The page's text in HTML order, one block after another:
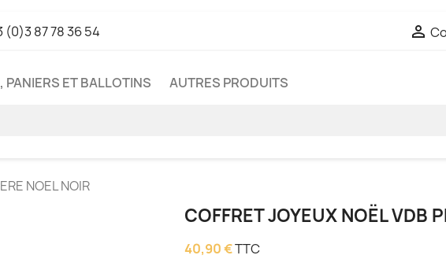
(0)3 87 78 36 54 
PANIERS ET BALLOTINS AUTRES PRODUITS
NOEL NOIR
COFFRET JOYEUX NOËL VDB
40,90 €TTC